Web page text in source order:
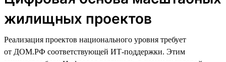
жилищных проектов
Реализация проектов национального уровня требует
от ДОМ.РФ соответствующей ИТ-поддержки. Этим